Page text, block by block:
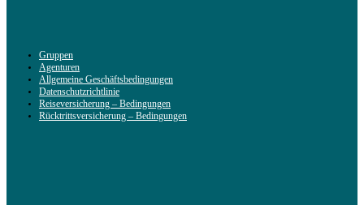
Gruppen
Agenturen
Allgemeine Geschäftsbedingungen
Datenschutzrichtlinie
Reiseversicherung – Bedingungen
Rücktrittsversicherung – Bedingungen